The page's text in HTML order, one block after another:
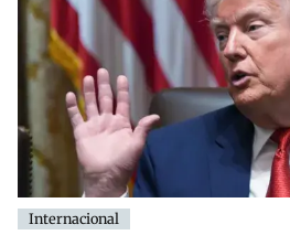
Internacional